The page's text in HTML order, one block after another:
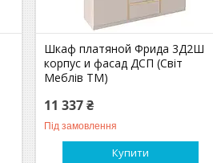
Шкаф платяной Фрида 3Д2Ш
корпус и фасад ДСП (Світ
Меблів TM)
11 337 ₴
Під замовлення
Купити